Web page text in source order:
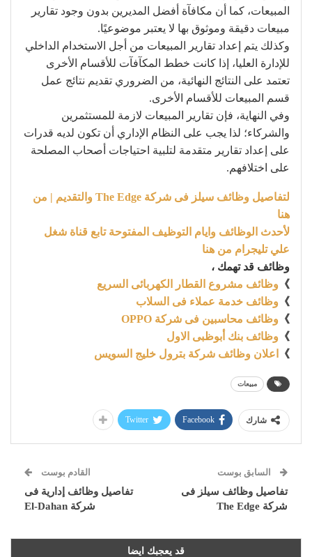
المبيعات، كما أن مكافآة أفضل المديرين بدون وجود تقارير
مبيعات دقيقة وموثوق بها لا يعتبر موضوعيًا.
وكذلك يتم إعداد تقارير المبيعات من أجل الاستخدام الداخلي
للإدارة العليا، إذا كانت خطط المكآفآت للأقسام الأخرى
تعتمد على النتائج النهائية، من الضروري تقديم نتائج عمل
قسم المبيعات للأقسام الأخرى.
وفي النهاية، فإن تقارير المبيعات لازمة للمستثمرين
والشركاء؛ لذا يجب على النظام الإداري أن تكون لديه قدرات
على إعداد تقارير متقدمة لتلبية احتياجات أصحاب المصلحة
على اختلافهم.
لتفاصيل وظائف سيلز فى شركة The Edge والتقديم | من
هنا
لأحدث الوظائف وايام التوظيف المفتوحة تابع قناة شغل
علي تليجرام من هنا
وظائف قد تهمك ،
》 وظائف مشروع القطار الكهربائى السريع
》 وظائف خدمة عملاء فى السلاب
》 وظائف محاسبين فى شركة OPPO
》 وظائف بنك أبوظبى الاول
》
اعلان وظائف شركة بترول خليج السويس
مبيعات
شارك Facebook
Twitter
السابق بوست
تفاصيل وظائف سيلز فى
شركة The Edge
القادم بوست
تفاصيل وظائف إدارية فى
شركة El-Dahan
قد يعجبك ايضا